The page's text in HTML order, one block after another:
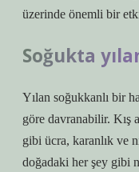
üzerinde önemli bir
Soğukta
Yılan soğukkanlı bir
göre davranabilir. Kış
gibi ücra, karanlık ve
doğadaki her şey gibi